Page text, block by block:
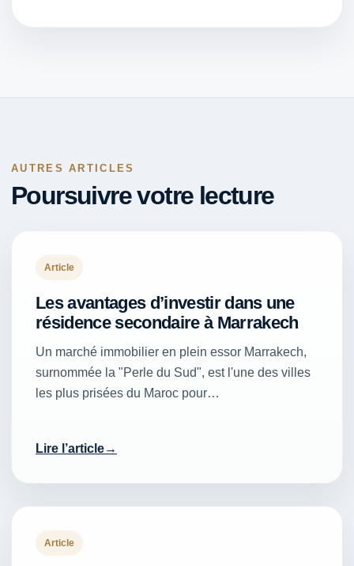
AUTRES ARTICLES
Poursuivre votre lecture
Article
Les avantages d’investir dans une
résidence secondaire à Marrakech
Un marché immobilier en plein essor Marrakech,
surnommée la "Perle du Sud", est l'une des villes
les plus prisées du Maroc pour…
Lire l’article
Article